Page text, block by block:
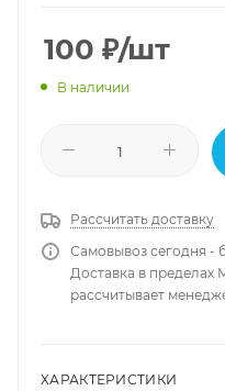
100 ₽/шт
В наличии
Рассчитать доставку
Самовывоз сегодня -
Доставка в
рассчитывает
ХАРАКТЕРИСТИКИ